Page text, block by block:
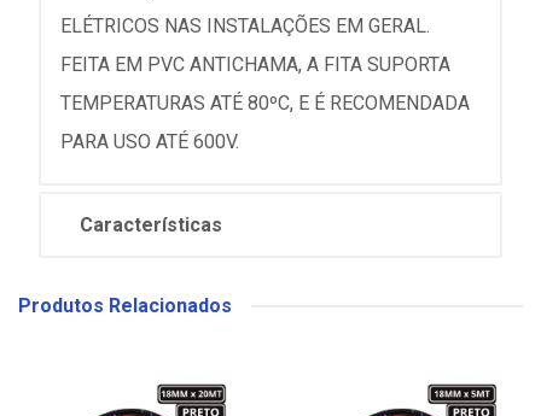
ELÉTRICOS NAS INSTALAÇÕES EM GERAL.
FEITA EM PVC ANTICHAMA, A FITA SUPORTA
TEMPERATURAS ATÉ 80ºC, E É RECOMENDADA
PARA USO ATÉ 600V.
Características
Produtos Relacionados